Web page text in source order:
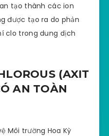
tạo thành các ion
được tạo ra do phản
clo trong dung dịch
(AXIT
AN TOÀN
Môi trường Hoa Kỳ